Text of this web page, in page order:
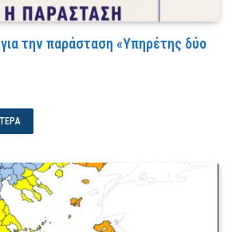
την παράσταση «Υπηρέτης δύο